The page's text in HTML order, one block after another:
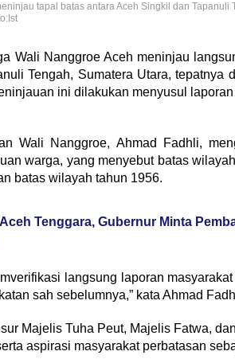
tapal batas antara Aceh Singkil dan Tapanuli
Wali Nanggroe Aceh meninjau
Tengah, Sumatera Utara, tepatnya
ini dilakukan menyusul
Wali Nanggroe, Ahmad Fadhli,
warga, yang menyebut batas
batas wilayah tahun 1956.
Aceh Tenggara, Gubernur Minta
langsung laporan
sah sebelumnya,” kata Ahmad
Majelis Tuha Peut, Majelis Fatwa,
aspirasi masyarakat perbatasan